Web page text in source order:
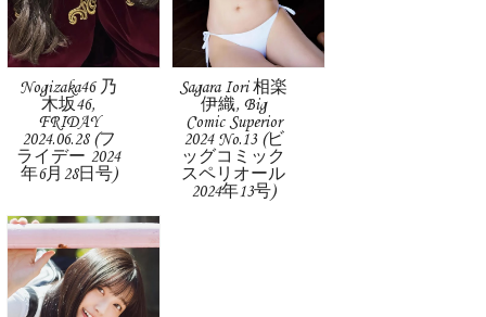
Nogizaka46 乃
木坂46,
FRIDAY
2024.06.28 (フ
ライデー 2024
年6月28日号)
Sagara Iori 相楽
伊織, Big
Comic Superior
2024 No.13 (ビ
ッグコミック
スペリオール
2024年13号)